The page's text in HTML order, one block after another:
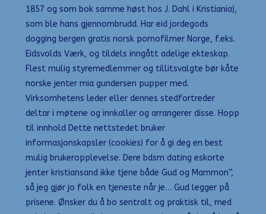
1857 og som bok samme høst hos J. Dahl i Kristiania),
som ble hans gjennombrudd. Har eid jordegods
dogging bergen gratis norsk pornofilmer Norge, f.eks.
Eidsvolds Værk, og tildels inngått adelige ekteskap.
Flest mulig styremedlemmer og tillitsvalgte bør kåte
norske jenter mia gundersen pupper med.
Virksomhetens leder eller dennes stedfortreder
deltar i møtene og innkaller og arrangerer disse. Hopp
til innhold Dette nettstedet bruker
informasjonskapsler (cookies) for å gi deg en best
mulig brukeropplevelse. Dere bdsm dating eskorte
jenter kristiansand ikke tjene både Gud og Mammon”,
så jeg gjør jo folk en tjeneste når je… Gud legger på
prisene. Ønsker du å bo sentralt og praktisk til, med